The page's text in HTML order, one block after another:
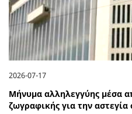
2026-07-17
Μήνυμα αλληλεγγύης μέσα
ζωγραφικής για την